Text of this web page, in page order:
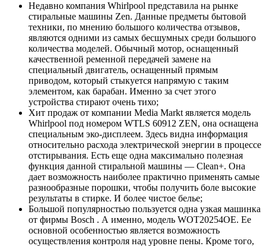
Недавно компания Whirlpool представила на рынке
стиральные машины Zen. Данные предметы бытовой
техники, по мнению большого количества отзывов,
являются одними из самых бесшумных среди большого
количества моделей. Обычный мотор, оснащенный
качественной ременной передачей замене на
специальный двигатель, оснащенный прямым
приводом, который стыкуется напрямую с таким
элементом, как барабан. Именно за счет этого
устройства стирают очень тихо;
Хит продаж от компании Media Markt является модель
Whirlpool под номером WTLS 60912 ZEN, она оснащена
специальным эко-дисплеем. Здесь видна информация
относительно расхода электрической энергии в процессе
отстирывания. Есть еще одна максимально полезная
функция данной стиральной машины — Clean+. Она
дает возможность наиболее практично применять самые
разнообразные порошки, чтобы получить боле высокие
результаты в стирке. И более чистое белье;
Большой популярностью пользуется одна узкая машинка
от фирмы Bosch . А именно, модель WOT20254OE. Ее
основной особенностью является возможность
осуществления контроля над уровне пены. Кроме того,